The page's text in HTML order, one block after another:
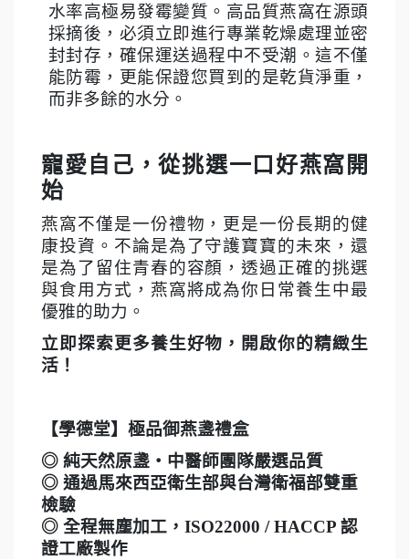
水率高極易發霉變質。高品質燕窩在源頭
採摘後，必須立即進行專業乾燥處理並密
封封存，確保運送過程中不受潮。這不僅
能防霉，更能保證您買到的是乾貨淨重，
而非多餘的水分。
寵愛自己，從挑選一口好燕窩開
始
燕窩不僅是一份禮物，更是一份長期的健
康投資。不論是為了守護寶寶的未來，還
是為了留住青春的容顏，透過正確的挑選
與食用方式，燕窩將成為你日常養生中最
優雅的助力。
立即探索更多養生好物，開啟你的精緻生
活！
【學德堂】極品御燕盞禮盒
◎ 純天然原盞・中醫師團隊嚴選品質
◎ 通過馬來西亞衛生部與台灣衛福部雙重
檢驗
◎ 全程無塵加工，ISO22000 / HACCP 認
證工廠製作